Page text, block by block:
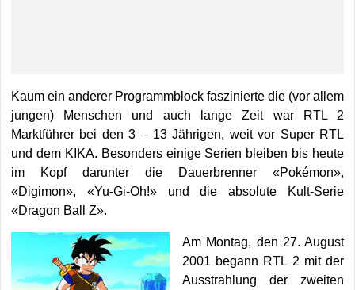
Kaum ein anderer Programmblock faszinierte die (vor allem
jungen) Menschen und auch lange Zeit war RTL 2
Marktführer bei den 3 – 13 Jährigen, weit vor Super RTL
und dem KIKA. Besonders einige Serien bleiben bis heute
im Kopf darunter die Dauerbrenner «Pokémon»,
«Digimon», «Yu-Gi-Oh!» und die absolute Kult-Serie
«Dragon Ball Z».
Am Montag, den 27. August
2001 begann RTL 2 mit der
Ausstrahlung der zweiten